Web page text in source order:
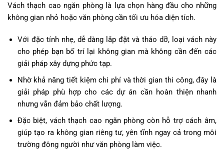
Vách thạch cao ngăn phòng là lựa chọn hàng đầu cho những
không gian nhỏ hoặc văn phòng cần tối ưu hóa diện tích.
Với đặc tính nhẹ, dễ dàng lắp đặt và tháo dỡ, loại vách này
cho phép bạn bố trí lại không gian mà không cần đến các
giải pháp xây dựng phức tạp.
Nhờ khả năng tiết kiệm chi phí và thời gian thi công, đây là
giải pháp phù hợp cho các dự án cần hoàn thiện nhanh
nhưng vẫn đảm bảo chất lượng.
Đặc biệt, vách thạch cao ngăn phòng còn hỗ trợ cách âm,
giúp tạo ra không gian riêng tư, yên tĩnh ngay cả trong môi
trường đông người như văn phòng làm việc.